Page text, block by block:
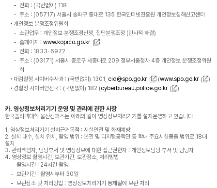
전화 : (국번없이) 118
주소 : (05717) 서울시 송파구 중대로 135 한국인터넷진흥원 개인정보침해신고센터
개인정보 분쟁조정위원회
소관업무 : 개인정보 분쟁조정신청, 집단분쟁조정 (민사적 해결)
홈페이지 : www.kopico.go.kr
전화 : 1833-6972
주소 : (03171) 서울시 종로구 세종대로 209 정부서울청사 4층 개인정보 분쟁조정위원
회
대검찰청 사이버수사과 : (국번없이) 1301, cid@spo.go.kr (www.spo.go.kr
)
경찰청 사이버안전국 : (국번없이) 182 (cyberbureau.police.go.kr )
카. 영상정보처리기기 운영 및 관리에 관한 사항
한국폴리텍대학 울산캠퍼스는 아래와 같이 영상정보처리기기를 설치운영하고 있습니다
1. 영상정보처리기기 설치근거목적 : 시설안전 및 화재예방
2. 설치 대수, 설치 위치, 촬영 범위 : 본관 및 디지털공학관 등 학내 주요시설물을 범위로 18대
설치
3. 관리책임자, 담당부서 및 영상정보에 대한 접근권한자 : 개인정보담당 부서 및 담당자
4. 영상정보 촬영시간, 보관기간, 보관장소, 처리방법
촬영시간 : 24시간 촬영
보관기간 : 촬영시부터 30일
보관장소 및 처리방법 : 영상정보처리기기 통제실에 보관 처리